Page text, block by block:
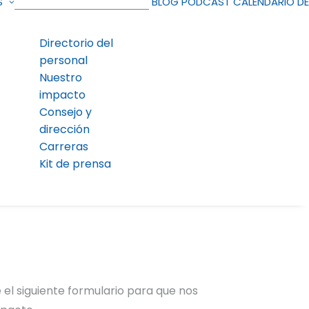
Directorio del
personal
Nuestro
impacto
Consejo y
dirección
Carreras
Kit de prensa
siguiente formulario para que nos